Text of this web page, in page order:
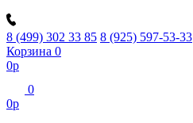
8 (499) 302 33 85 8 (925) 597-53-33
Корзина 0
0р
0
0р